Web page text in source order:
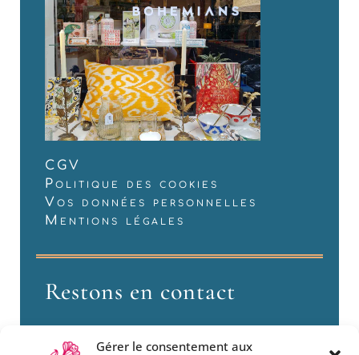
Gérer le consentement aux
CGV
Politique des cookies
Vos données personnelles
Mentions légales
Restons en contact